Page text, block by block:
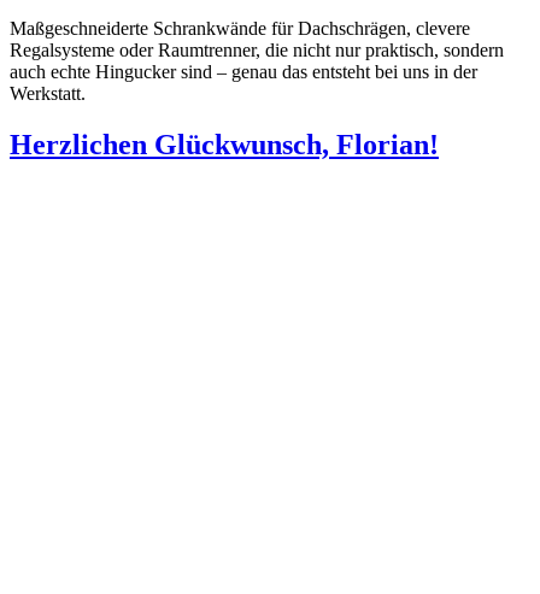
Maßgeschneiderte Schrankwände für Dachschrägen, clevere
Regalsysteme oder Raumtrenner, die nicht nur praktisch, sondern
auch echte Hingucker sind – genau das entsteht bei uns in der
Werkstatt.
Herzlichen Glückwunsch, Florian!